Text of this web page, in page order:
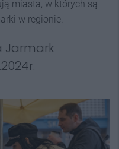
miasta, w których są
w regionie.
Jarmark